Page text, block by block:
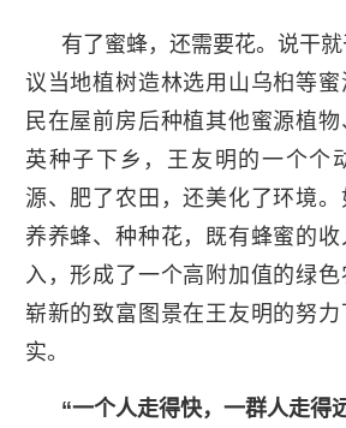
有了蜜蜂，还需要花。说干
议当地植树造林选用山乌桕等蜜
民在屋前房后种植其他蜜源植
英种子下乡，王友明的一个个
源、肥了农田，还美化了环境
养养蜂、种种花，既有蜂蜜的
入，形成了一个高附加值的绿
崭新的致富图景在王友明的努
实。
“一个人走得快，一群人走得